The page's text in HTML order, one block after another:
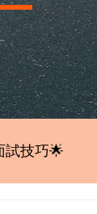
試技巧🌟